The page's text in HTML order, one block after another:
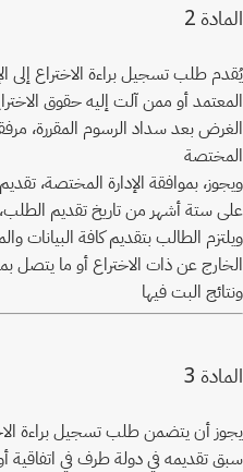
المادة 2
يُقدم طلب تسجيل براءة الاختراع إلى
المعتمد أو ممن آلت إليه حقوق
الغرض بعد سداد الرسوم المقررة،
المختصة
ويجوز، بموافقة الإدارة المختصة،
على ستة أشهر من تاريخ تقديم الطلب،
ويلتزم الطالب بتقديم كافة البيانات
الخارج عن ذات الاختراع أو ما يتصل
ونتائج البت فيها
المادة 3
يجوز أن يتضمن طلب تسجيل براءة
سبق تقديمه في دولة طرف في اتفاقية